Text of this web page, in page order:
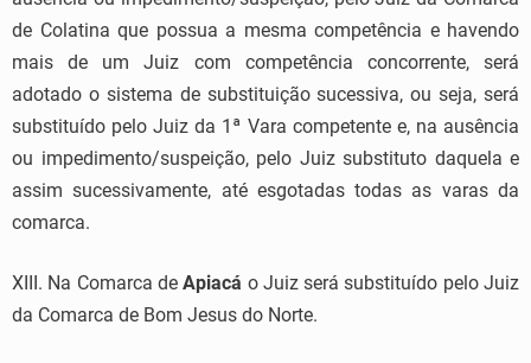
de Colatina que possua a mesma competência e havendo
mais de um Juiz com competência concorrente, será
adotado o sistema de substituição sucessiva, ou seja, será
substituído pelo Juiz da 1ª Vara competente e, na ausência
ou impedimento/suspeição, pelo Juiz substituto daquela e
assim sucessivamente, até esgotadas todas as varas da
comarca.
XIII. Na Comarca deApiacá o Juiz será substituído pelo Juiz
da Comarca de Bom Jesus do Norte.